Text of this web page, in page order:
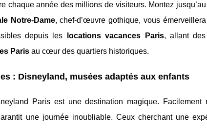
chaque année des millions de visiteurs. Montez
Notre-Dame, chef-d’œuvre gothique, vous
depuis les
locations vacances Paris, allant des
Paris au cœur des quartiers historiques.
: Disneyland, musées adaptés aux enfants
Paris est une destination magique.
une journée inoubliable. Ceux cherchant une